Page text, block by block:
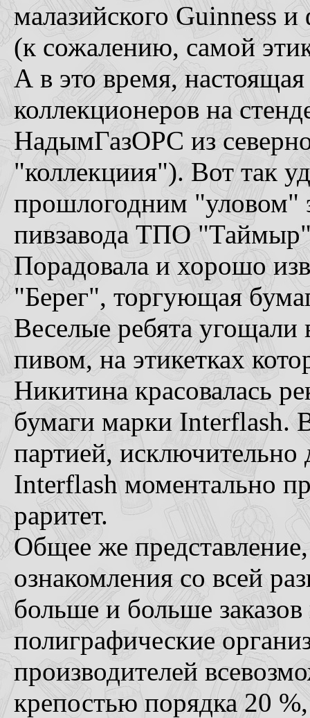
малазийского Guinness
(к сожалению, самой
А в это время,
коллекционеров на
НадымГазОРС из
"коллекциия"). Вот так
прошлогодним
пивзавода ТПО
Порадовала и хорошо
"Берег", торгующая
Веселые ребята
пивом, на этикетках
Никитина красовалась
бумаги марки
партией, исключительно
Interflash моментально
раритет.
Общее же
ознакомления со всей
больше и больше заказов
полиграфические
производителей
крепостью порядка 20